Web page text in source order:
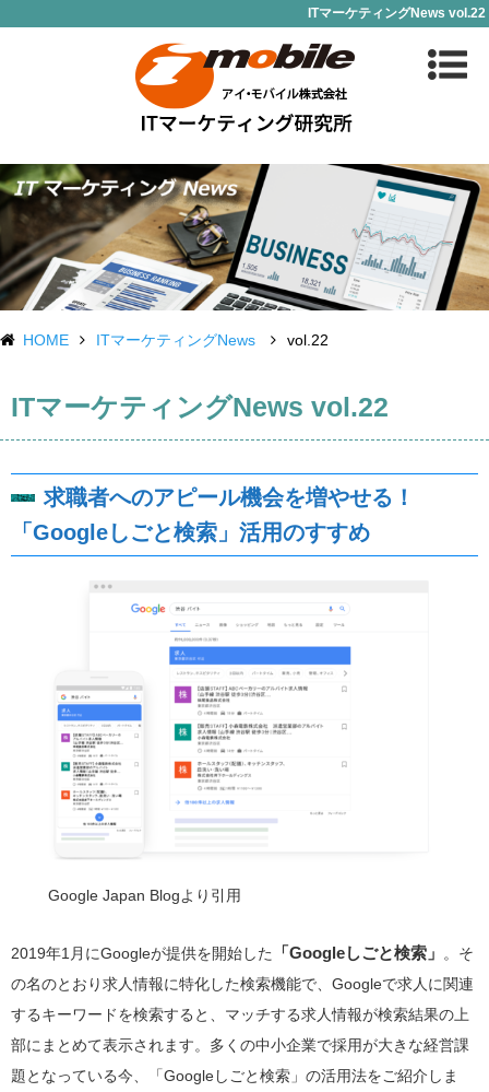
ITマーケティングNews vol.22
HOME ITマーケティングNews vol.22
ITマーケティングNews vol.22
求職者へのアピール機会を増やせる！
「Googleしごと検索」活用のすすめ
Google Japan Blogより引用
2019年1月にGoogleが提供を開始した 「Googleしごと検索」 。そ
の名のとおり求人情報に特化した検索機能で、Googleで求人に関連
するキーワードを検索すると、マッチする求人情報が検索結果の上
部にまとめて表示されます。多くの中小企業で採用が大きな経営課
題となっている今、「Googleしごと検索」の活用法をご紹介しま